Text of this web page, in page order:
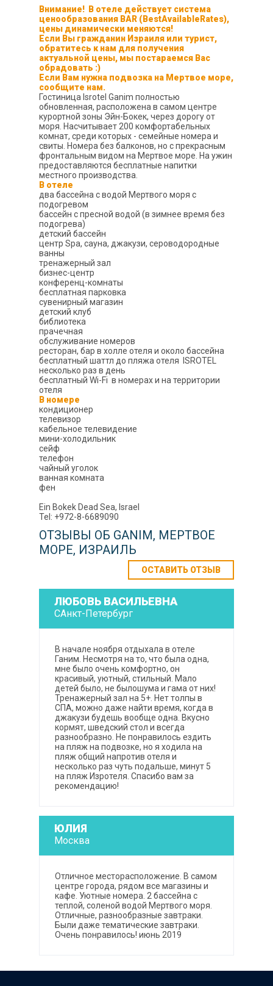
Внимание! В отеле действует система
ценообразования BAR (BestAvailableRates),
цены динамически меняются!
Если Вы гражданин Израиля или турист,
обратитесь к нам для получения
актуальной цены, мы постараемся Вас
обрадовать :)
Если Вам нужна подвозка на Мертвое море,
сообщите нам.
Гостиница Isrotel Ganim полностью
обновленная, расположена в самом центре
курортной зоны Эйн-Бокек, через дорогу от
моря. Насчитывает 200 комфортабельных
комнат, среди которых - семейные номера и
свиты. Номера без балконов, но с прекрасным
фронтальным видом на Мертвое море. На ужин
предоставляются бесплатные напитки
местного производства.
В отеле
два бассейна с водой Мертвого моря с
подогревом
бассейн с пресной водой (в зимнее время без
подогрева)
детский бассейн
центр Spa, сауна, джакузи, сероводородные
ванны
тренажерный зал
бизнес-центр
конференц-комнаты
бесплатная парковка
сувенирный магазин
детский клуб
библиотека
прачечная
обслуживание номеров
ресторан, бар в холле отеля и около бассейна
бесплатный шаттл до пляжа отеля ISROTEL
несколько раз в день
бесплатный Wi-Fi в номерах и на территории
отеля
В номере
кондиционер
телевизор
кабельное телевидение
мини-холодильник
сейф
телефон
чайный уголок
ванная комната
фен
Ein Bokek Dead Sea, Israel
Tel: +972-8-6689090
ОТЗЫВЫ ОБ GANIM, МЕРТВОЕ
МОРЕ, ИЗРАИЛЬ
ОСТАВИТЬ ОТЗЫВ
ЛЮБОВЬ ВАСИЛЬЕВНА
САнкт-Петербург
В начале ноября отдыхала в отеле
Ганим. Несмотря на то, что была одна,
мне было очень комфортно, он
красивый, уютный, стильный. Мало
детей было, не былошума и гама от них!
Тренажерный зал на 5+. Нет толпы в
СПА, можно даже найти время, когда в
джакузи будешь вообще одна. Вкусно
кормят, шведский стол и всегда
разнообразно. Не понравилось ездить
на пляж на подвозке, но я ходила на
пляж общий напротив отеля и
несколько раз чуть подальше, минут 5
на пляж Изротеля. Спасибо вам за
рекомендацию!
ЮЛИЯ
Москва
Отличное месторасположение. В самом
центре города, рядом все магазины и
кафе. Уютные номера. 2 бассейна с
теплой, соленой водой Мертвого моря.
Отличные, разнообразные завтраки.
Были даже тематические завтраки.
Очень понравилось! июнь 2019